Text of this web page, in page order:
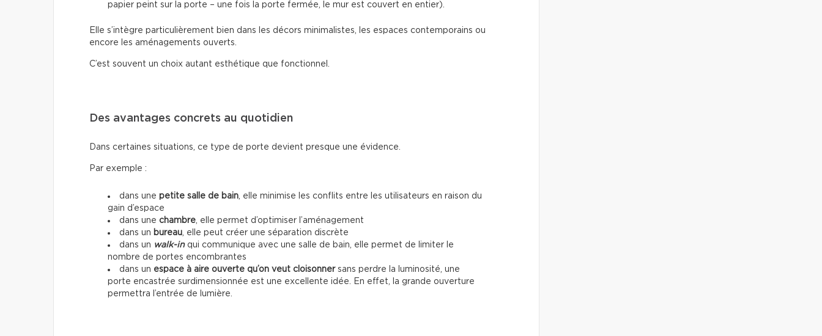
papier peint sur la porte – une fois la porte fermée, le mur est couvert en entier).
Elle s’intègre particulièrement bien dans les décors minimalistes, les espaces contemporains ou
encore les aménagements ouverts.
C’est souvent un choix autant esthétique que fonctionnel.
Des avantages concrets au quotidien
Dans certaines situations, ce type de porte devient presque une évidence.
Par exemple :
dans une petite salle de bain, elle minimise les conflits entre les utilisateurs en raison du
gain d’espace
dans une chambre, elle permet d’optimiser l’aménagement
dans un bureau, elle peut créer une séparation discrète
dans un walk-inqui communique avec une salle de bain, elle permet de limiter le
nombre de portes encombrantes
dans un espace à aire ouverte qu’on veut cloisonnersans perdre la luminosité, une
porte encastrée surdimensionnée est une excellente idée. En effet, la grande ouverture
permettra l’entrée de lumière.